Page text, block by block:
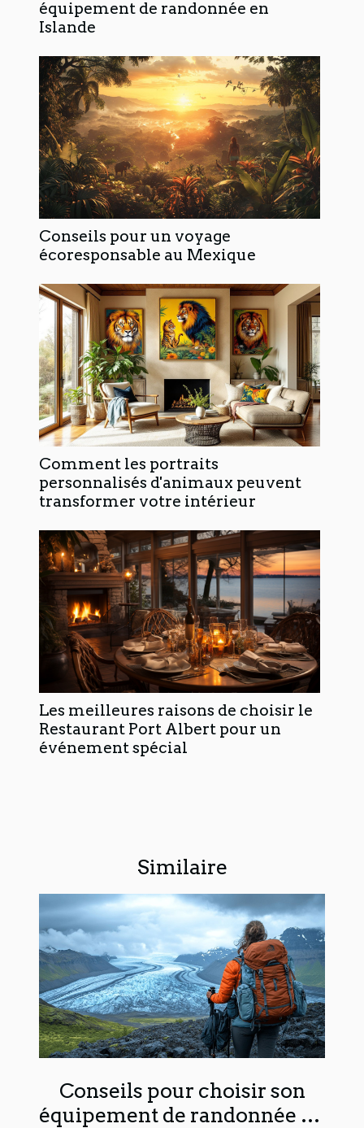
équipement de randonnée en
Islande
Conseils pour un voyage
écoresponsable au Mexique
Comment les portraits
personnalisés d'animaux peuvent
transformer votre intérieur
Les meilleures raisons de choisir le
Restaurant Port Albert pour un
événement spécial
Similaire
Conseils pour choisir son
équipement de randonnée en